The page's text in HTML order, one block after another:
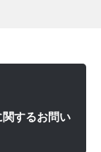
するお問い